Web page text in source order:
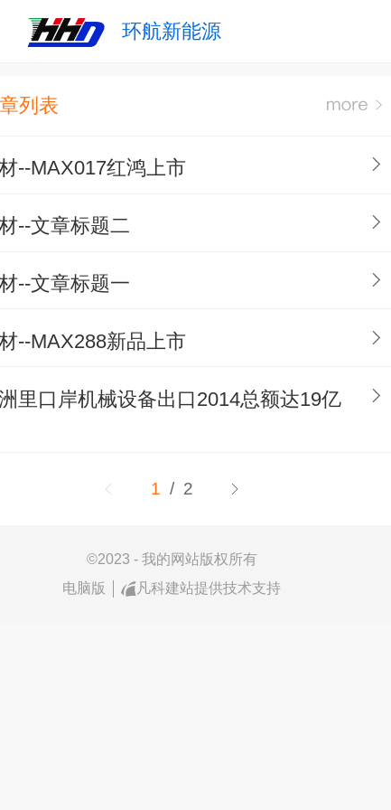
环航新能源
列表
--MAX017红鸿上市
--文章标题二
--文章标题一
--MAX288新品上市
里口岸机械设备出口2014总额达19亿
1 / 2
©2023 - 我的网站版权所有
电脑版
凡科建站提供技术支持